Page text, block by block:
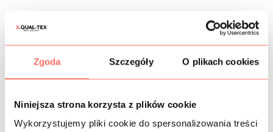
Zgoda Szczegóły O plikach cookies
Niniejsza strona korzysta z plików cookie
Wykorzystujemy pliki cookie do spersonalizowania treści
CZAS DOSTAWY
OPIS